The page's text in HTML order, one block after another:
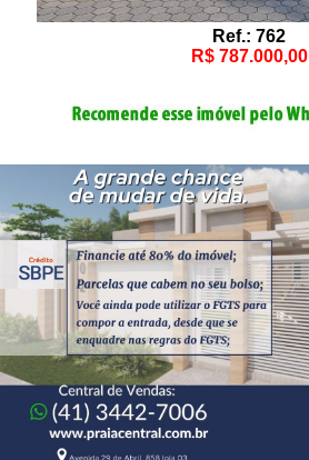
Ref.: 762
R$ 787.000,00